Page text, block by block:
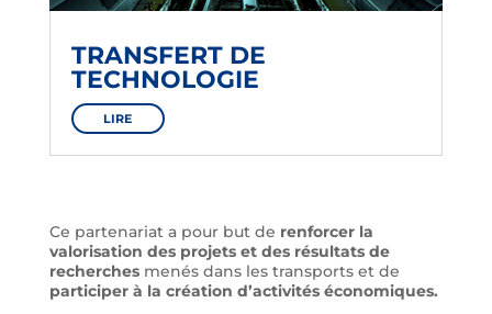
TRANSFERT DE
TECHNOLOGIE
LIRE
Ce partenariat a pour but de renforcer la
valorisation des projets et des résultats de
recherchesmenés dans les transports et de
participer à la création d’activités économiques.